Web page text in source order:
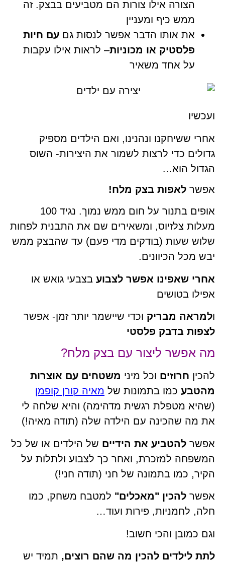
הצורה אילו צורות הם מטביעים בבצק. זה
ממש כיף ומעניין
את אותו הדבר אפשר לנסות גם עם חיות
פלסטיק או מכוניות– לראות אילו עקבות
על אחד משאיר
ועכשיו
אחרי ששיחקנו ונהנינו, ואם הילדים מספיק
גדולים כדי לרצות לשמור את היצירות- השוס
הגדול הוא…
אפשר לאפות בצק מלח!
אופים בתנור על חום ממש נמוך. נגיד 100
מעלות צלזיוס, ומשאירים שם את התבנית לפחות
שלוש שעות (בודקים מדי פעם) עד שהבצק ממש
יבש מכל הכיוונים.
אחרי שאפינו אפשר לצבוע בצבעי גואש או
אפילו בטושים
ולמראה מבריק וכדי שיישמר יותר זמן- אפשר
לצפות בדבק פלסטי
מה אפשר ליצור עם בצק מלח?
להכין חרוזים וכל מיני משטחים עם אוצרות
מהטבע כמו בתמונות של מאיה קורן קופמן
(שהיא מטפלת רגשית מדהימה) והיא שלחה לי
את מה שהכינה עם הילדה שלה (תודה מאיה!)
אפשר להטביע את הידיים של הילדים או של כל
המשפחה למזכרת, ואחר כך לצבוע ולתלות על
הקיר, כמו בתמונה של חני (תודה חני!)
אפשר להכין "מאכלים" למטבח משחק, כמו
חלה, לחמניות, פירות ועוד…
וגם כמובן והכי חשוב!
לתת לילדים להכין מה שהם רוצים, תמיד יש